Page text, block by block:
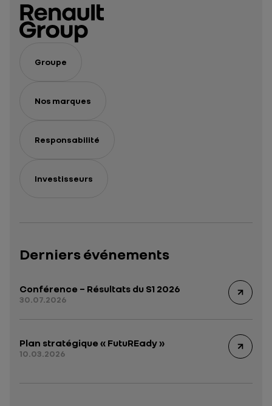
Groupe
Nos marques
Responsabilité
Investisseurs
Derniers événements
Conférence – Résultats du S1 2026
30.07.2026
Plan stratégique « FutuREady »
10.03.2026